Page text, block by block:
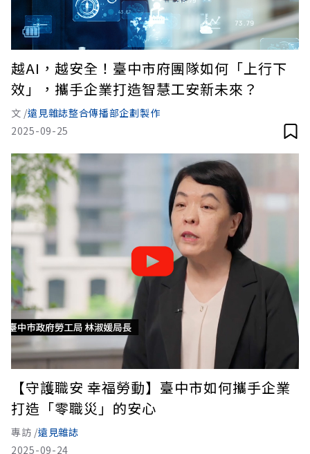
越AI，越安全！臺中市府團隊如何「上行下
效」，攜手企業打造智慧工安新未來？
文 /遠見雜誌整合傳播部企劃製作
2025-09-25
【守護職安 幸福勞動】臺中市如何攜手企業
打造「零職災」的安心
專訪 /遠見雜誌
2025-09-24